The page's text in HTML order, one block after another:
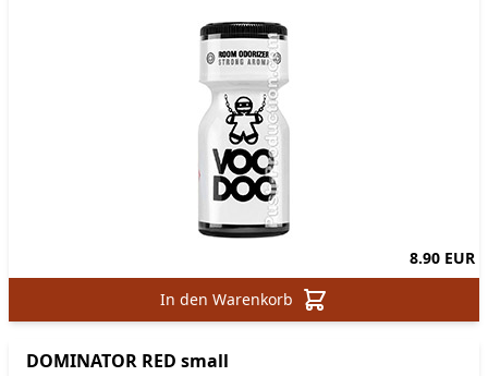
8.90 EUR
In den Warenkorb
DOMINATOR RED small